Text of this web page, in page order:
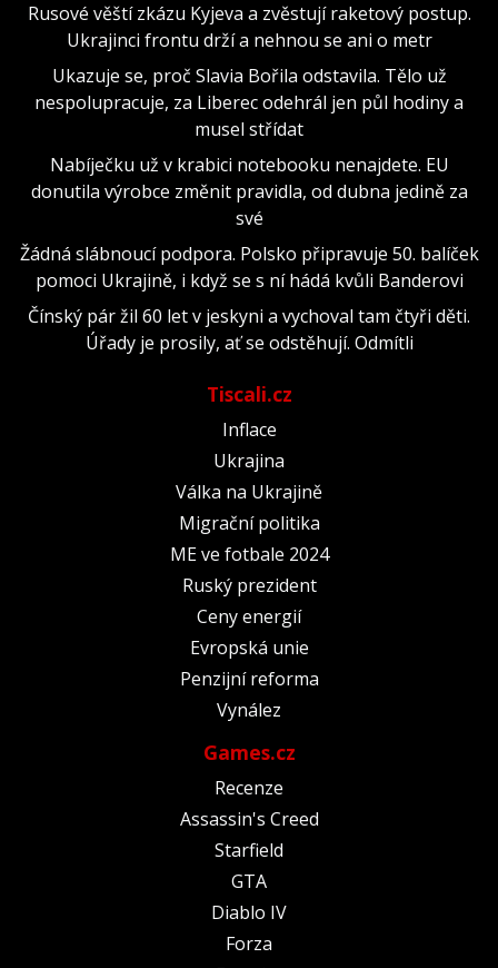
Rusové věští zkázu Kyjeva a zvěstují raketový postup.
Ukrajinci frontu drží a nehnou se ani o metr
Ukazuje se, proč Slavia Bořila odstavila. Tělo už
nespolupracuje, za Liberec odehrál jen půl hodiny a
musel střídat
Nabíječku už v krabici notebooku nenajdete. EU
donutila výrobce změnit pravidla, od dubna jedině za
své
Žádná slábnoucí podpora. Polsko připravuje 50. balíček
pomoci Ukrajině, i když se s ní hádá kvůli Banderovi
Čínský pár žil 60 let v jeskyni a vychoval tam čtyři děti.
Úřady je prosily, ať se odstěhují. Odmítli
Tiscali.cz
Inflace
Ukrajina
Válka na Ukrajině
Migrační politika
ME ve fotbale 2024
Ruský prezident
Ceny energií
Evropská unie
Penzijní reforma
Vynález
Games.cz
Recenze
Assassin's Creed
Starfield
GTA
Diablo IV
Forza